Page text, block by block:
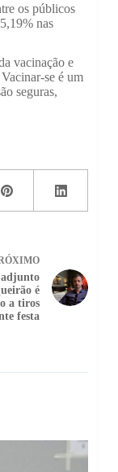
os públicos
nas
vacinação e
se é um
seguras,
adjunto
é
a tiros
festa